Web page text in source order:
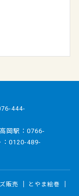
444-
岡駅：0766-
：0120-489-
販売
とやま絵巻